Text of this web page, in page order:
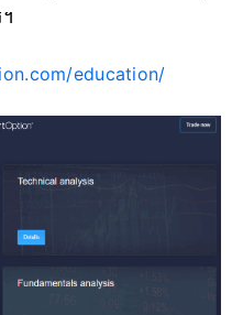
education/